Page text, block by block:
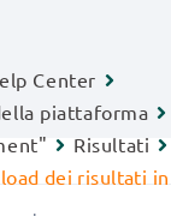
Center
piattaforma
Risultati
dei risultati